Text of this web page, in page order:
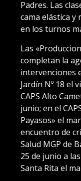
Padres. Las
cama elástica y
en los turnos
Las
completan la
intervenciones
Jardín Nº 18 el
CAPS Alto
junio; en el
Payasos» el
encuentro de
Salud MGP de
25 de junio a las
Santa Rita el